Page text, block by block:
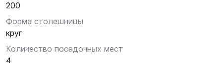
200
Форма столешницы
круг
Количество посадочных мест
4